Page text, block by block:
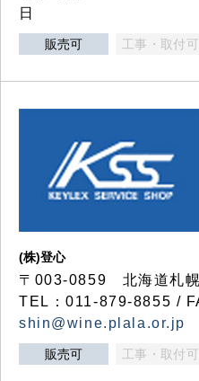
日
販売可 工事・取付可
(株)登心
〒003-0859 北海道札
TEL：011-879-8855 /
shin@wine.plala.or.jp
販売可 工事・取付可